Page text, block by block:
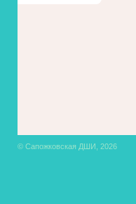
© Сапожковская ДШИ, 2026